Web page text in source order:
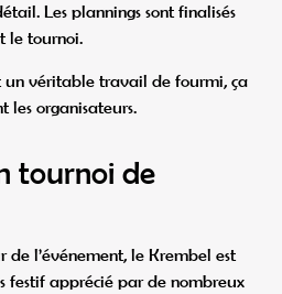
Les plannings sont finalisés
le tournoi.
un véritable travail de fourmi, ça
les organisateurs.
tournoi de
l’événement, le Krembel est
festif apprécié par de nombreux